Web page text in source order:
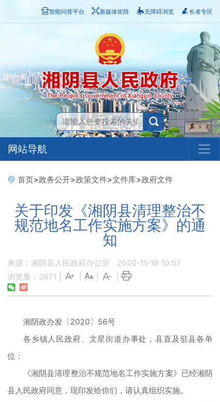
智能问答平台 新媒体矩阵 无障碍浏览 长者专区
网站导航
首页>政务公开>政策文件>文件库>政府文件
关于印发《湘阴县清理整治不
规范地名工作实施方案》的通
知
来源：湘阴县人民政府办公室
2020-11-19 10:57
浏览量： 2671
湘阴政办发〔2020〕56号
各乡镇人民政府、文星街道办事处，县直及驻县各单
位：
《湘阴县清理整治不规范地名工作实施方案》已经湘阴
县人民政府同意，现印发给你们，请认真组织实施。